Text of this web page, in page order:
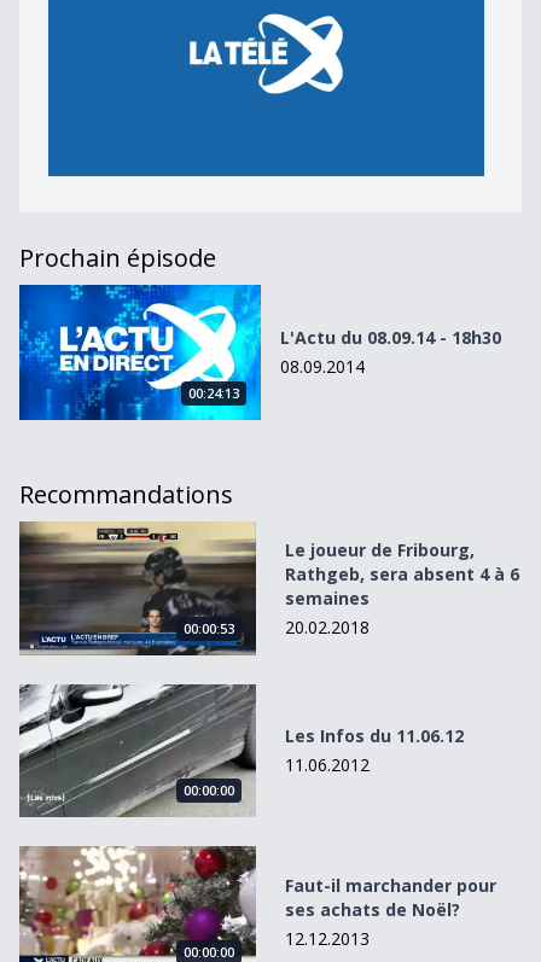
Prochain épisode
L&#039;Actu du 08.09.14 - 18h30
00:24:13
L'Actu du 08.09.14 - 18h30
08.09.2014
Recommandations
Le joueur de Fribourg, Rathgeb, sera absent 4 à 6
00:00:53
Le joueur de Fribourg,
Rathgeb, sera absent 4 à 6
semaines
20.02.2018
Les Infos du 11.06.12
00:00:00
Les Infos du 11.06.12
11.06.2012
Faut-il marchander pour ses achats de Noël?
00:00:00
Faut-il marchander pour
ses achats de Noël?
12.12.2013